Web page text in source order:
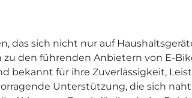
das sich nicht nur auf
den führenden Anbietern von E-
bekannt für ihre Zuverlässigkeit,
Unterstützung, die sich